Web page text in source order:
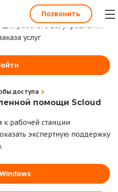
работы с 1С, управления
услуг
доступа
помощи Scloud
к рабочей станции
экспертную поддержку
Позвонить